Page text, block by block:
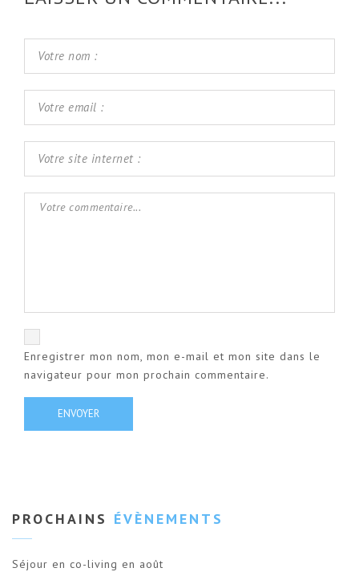
Enregistrer mon nom, mon e-mail et mon site dans le
navigateur pour mon prochain commentaire.
PROCHAINS ÉVÈNEMENTS
Séjour en co-living en août